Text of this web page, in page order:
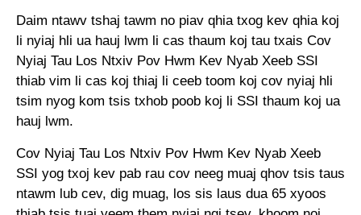
Daim ntawv tshaj tawm no piav qhia txog kev qhia koj
li nyiaj hli ua hauj lwm li cas thaum koj tau txais Cov
Nyiaj Tau Los Ntxiv Pov Hwm Kev Nyab Xeeb SSI
thiab vim li cas koj thiaj li ceeb toom koj cov nyiaj hli
tsim nyog kom tsis txhob poob koj li SSI thaum koj ua
hauj lwm.
Cov Nyiaj Tau Los Ntxiv Pov Hwm Kev Nyab Xeeb
SSI yog txoj kev pab rau cov neeg muaj qhov tsis taus
ntawm lub cev, dig muag, los sis laus dua 65 xyoos